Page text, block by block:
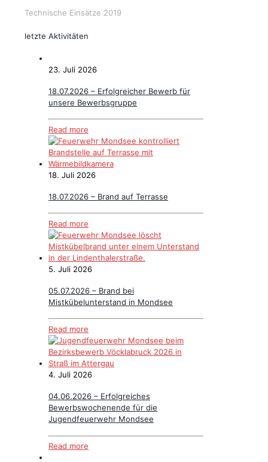
Technische Einsätze 2019
letzte Aktivitäten
23. Juli 2026
18.07.2026 – Erfolgreicher Bewerb für
unsere Bewerbsgruppe
Read more
18. Juli 2026
18.07.2026 – Brand auf Terrasse
Read more
5. Juli 2026
05.07.2026 – Brand bei
Mistkübelunterstand in Mondsee
Read more
4. Juli 2026
04.06.2026 – Erfolgreiches
Bewerbswochenende für die
Jugendfeuerwehr Mondsee
Read more